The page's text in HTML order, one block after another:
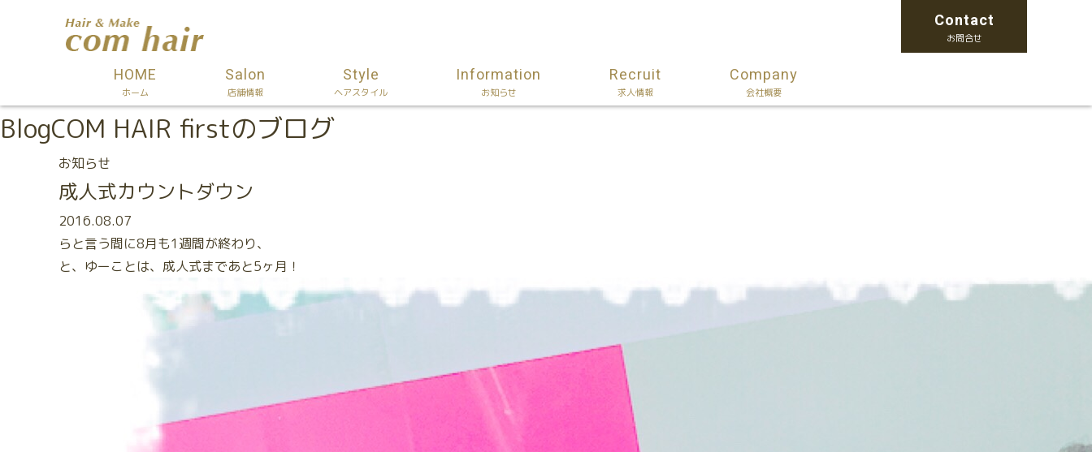
Contact
お問合せ
HOME
ホーム
Salon
店舗情報
Style
ヘアスタイル
Information
お知らせ
Recruit
求人情報
Company
会社概要
BlogCOM HAIR firstのブログ
お知らせ
成人式カウントダウン
2016.08.07
らと言う間に8月も1週間が終わり、
と、ゆーことは、成人式まであと5ヶ月！